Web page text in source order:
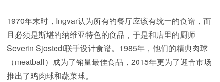
1970年末时，Ingvar认为所有的餐厅应该有统一的食谱，而
且必须是斯堪的纳维亚特色的食品，于是和店里的厨师
Severin Sjostedt联手设计食谱。1985年，他们的精典肉球
（meatball）成为了销量最佳食品，2015年更为了迎合市场
推出了鸡肉球和蔬菜球。